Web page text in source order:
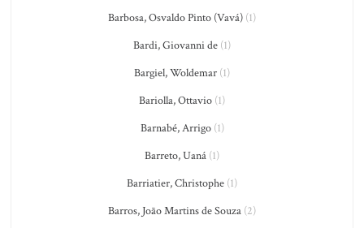
Barbosa, Osvaldo Pinto (Vavá) (1)
Bardi, Giovanni de (1)
Bargiel, Woldemar (1)
Bariolla, Ottavio (1)
Barnabé, Arrigo(1)
Barreto, Uaná (1)
Barriatier, Christophe (1)
Barros, João Martins de Souza (2)